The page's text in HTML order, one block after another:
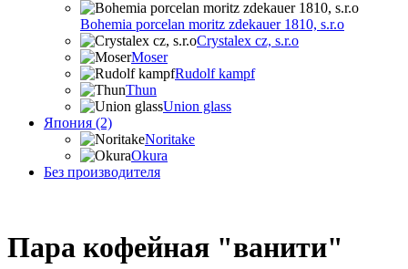
Bohemia porcelan moritz zdekauer 1810, s.r.o
Crystalex cz, s.r.o
Moser
Rudolf kampf
Thun
Union glass
Япония (2)
Noritake
Okura
Без производителя
Пара кофейная "ванити"